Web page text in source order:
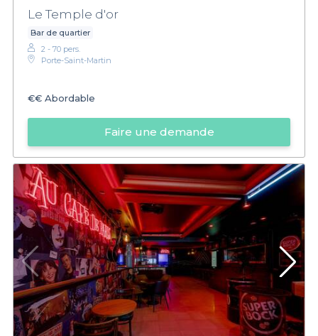
Le Temple d'or
Bar de quartier
2 - 70 pers.
Porte-Saint-Martin
€€ Abordable
Faire une demande